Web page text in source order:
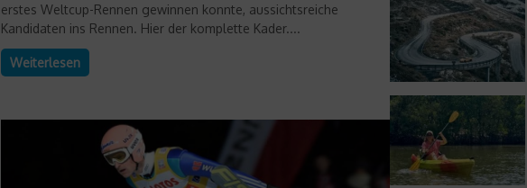
erstes Weltcup-Rennen gewinnen konnte, aussichtsreiche
Kandidaten ins Rennen. Hier der komplette Kader....
Weiterlesen